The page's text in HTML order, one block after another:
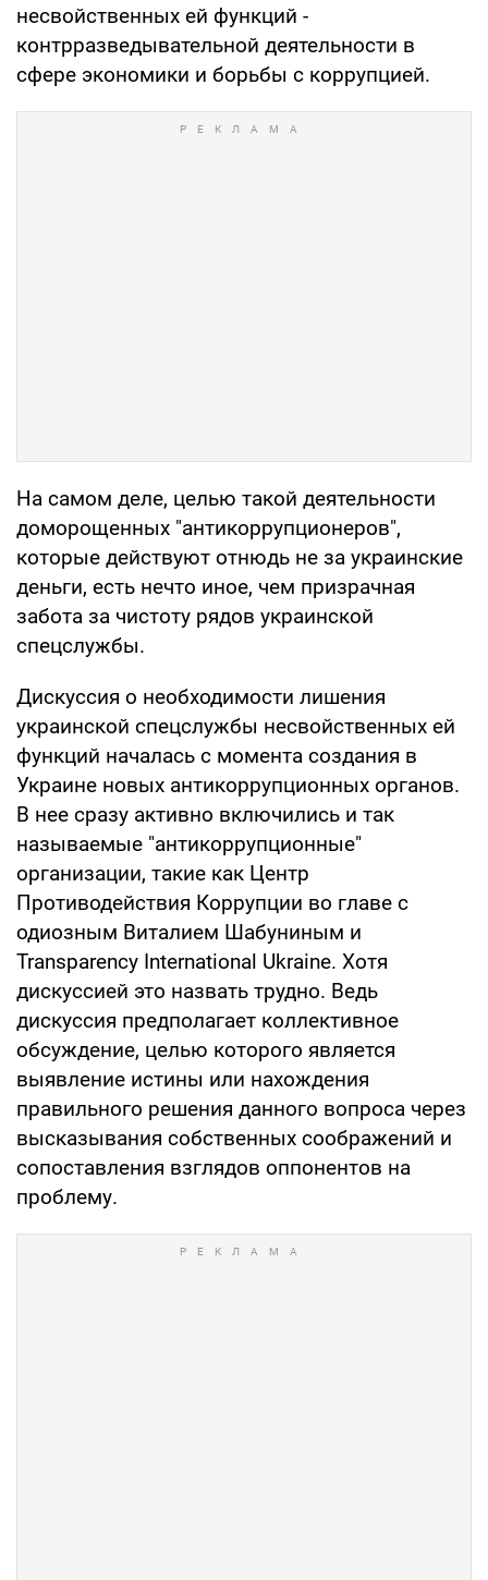
несвойственных ей функций -
контрразведывательной деятельности в
сфере экономики и борьбы с коррупцией.
На самом деле, целью такой деятельности
доморощенных "антикоррупционеров",
которые действуют отнюдь не за украинские
деньги, есть нечто иное, чем призрачная
забота за чистоту рядов украинской
спецслужбы.
Дискуссия о необходимости лишения
украинской спецслужбы несвойственных ей
функций началась с момента создания в
Украине новых антикоррупционных органов.
В нее сразу активно включились и так
называемые "антикоррупционные"
организации, такие как Центр
Противодействия Коррупции во главе с
одиозным Виталием Шабуниным и
Transparency International Ukraine. Хотя
дискуссией это назвать трудно. Ведь
дискуссия предполагает коллективное
обсуждение, целью которого является
выявление истины или нахождения
правильного решения данного вопроса через
высказывания собственных соображений и
сопоставления взглядов оппонентов на
проблему.